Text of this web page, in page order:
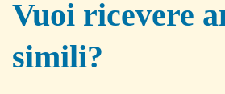
Vuoi ricevere
simili?